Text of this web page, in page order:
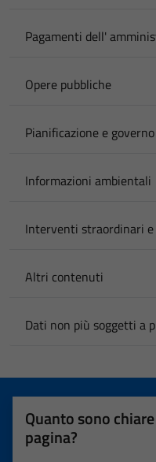
Pagamenti dell'
Opere pubbliche
Pianificazione e
Informazioni ambientali
Interventi straordinari e
Altri contenuti
Dati non più soggetti a
Quanto sono
pagina?